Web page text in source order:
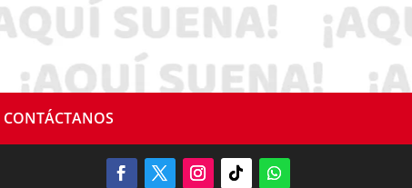
CONTÁCTANOS